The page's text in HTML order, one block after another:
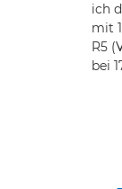
ich
mit
R5
bei